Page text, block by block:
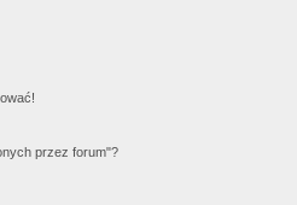
przez forum"?